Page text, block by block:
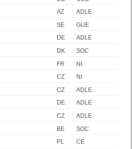
AZ
ADLE
SE
GUE
DE
ADLE
DK
SOC
FR
NI
CZ
NI
CZ
ADLE
DE
ADLE
CZ
ADLE
BE
SOC
PL
CE